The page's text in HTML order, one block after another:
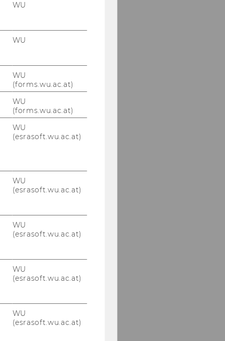
WU
WU
WU
(forms.wu.ac.at)
WU
(forms.wu.ac.at)
WU
(esrasoft.wu.ac.at)
WU
(esrasoft.wu.ac.at)
WU
(esrasoft.wu.ac.at)
WU
(esrasoft.wu.ac.at)
WU
(esrasoft.wu.ac.at)